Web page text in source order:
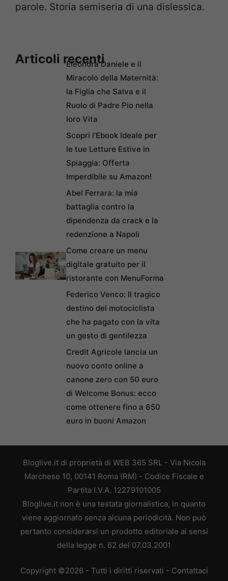
parole. Storia semiseria di una dislessica.
Articoli recentiEleonora Daniele e il
Miracolo della Maternità:
la Figlia che Salva e il
Ruolo di Padre Pio nella
loro Vita
Scopri l’Ebook Ideale per
le tue Letture Estive in
Spiaggia: Offerta
Imperdibile su Amazon!
Abel Ferrara: la mia
battaglia contro la
dipendenza da crack e la
redenzione a Napoli
Come creare un menu
digitale gratuito per il
ristorante con MenuForma
Federico Venco: Il tragico
destino del motociclista
che ha pagato con la vita
un gesto di gentilezza
Credit Agricole lancia un
nuovo conto online a
canone zero con 50 euro
di Welcome Bonus: ecco
come ottenere fino a 650
euro in buoni Amazon
Bloglive.it di proprietà di WEB 365 SRL - Via Nicola
Marchese 10, 00141 Roma (RM) - Codice Fiscale e
Partita I.V.A. 12279101005
Bloglive.it non è una testata giornalistica, in quanto
viene aggiornato senza alcuna periodicità. Non può
pertanto considerarsi un prodotto editoriale ai sensi
della legge n. 62 del 07.03.2001
Copyright ©2026 - Tutti i diritti riservati - Contattaci